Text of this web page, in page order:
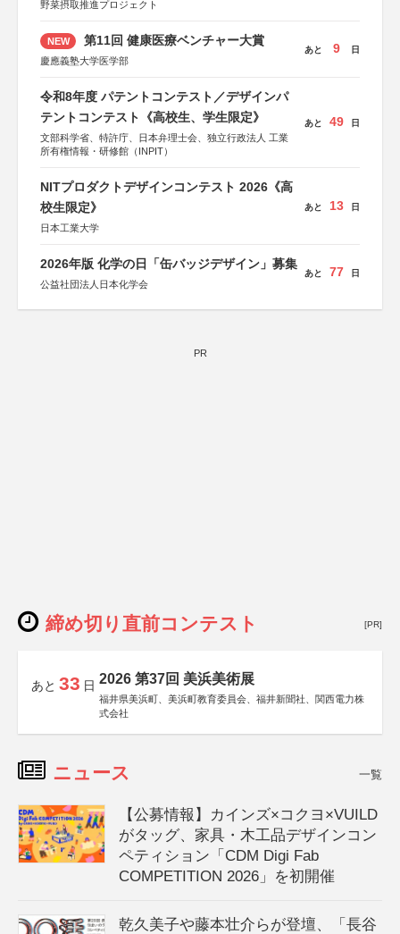
野菜摂取推進プロジェクト
NEW 第11回 健康医療ベンチャー大賞
慶應義塾大学医学部
あと 9 日
令和8年度 パテントコンテスト／デザインパ
テントコンテスト《高校生、学生限定》
文部科学省、特許庁、日本弁理士会、独立行政法人 工業
所有権情報・研修館（INPIT）
あと 49 日
NITプロダクトデザインコンテスト 2026《高
校生限定》
日本工業大学
あと 13 日
2026年版 化学の日「缶バッジデザイン」募集
公益社団法人日本化学会
あと 77 日
PR
締め切り直前コンテスト [PR]
あと 33 日 2026 第37回 美浜美術展
福井県美浜町、美浜町教育委員会、福井新聞社、関西電力株
式会社
ニュース 一覧
【公募情報】カインズ×コクヨ×VUILD
がタッグ、家具・木工品デザインコン
ペティション「CDM Digi Fab
COMPETITION 2026」を初開催
乾久美子や藤本壮介らが登壇、「長谷